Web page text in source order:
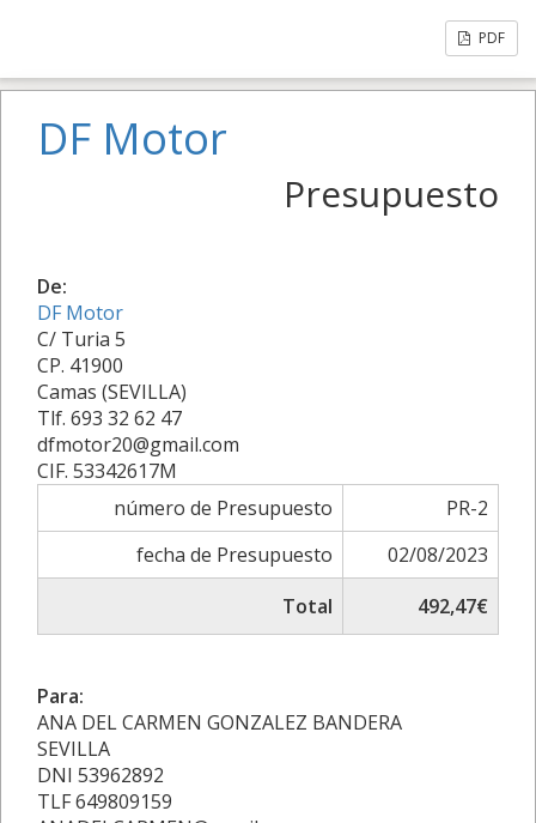
PDF
DF Motor
Presupuesto
De:
DF Motor
C/ Turia 5
CP. 41900
Camas (SEVILLA)
Tlf. 693 32 62 47
dfmotor20@gmail.com
CIF. 53342617M
número de Presupuesto
PR-2
fecha de Presupuesto
02/08/2023
Total
492,47€
Para:
ANA DEL CARMEN GONZALEZ BANDERA
SEVILLA
DNI 53962892
TLF 649809159